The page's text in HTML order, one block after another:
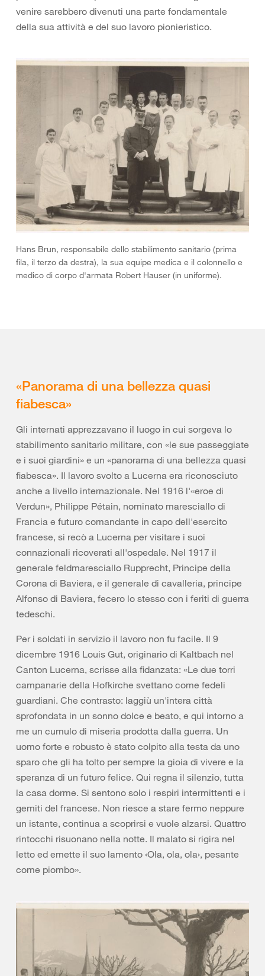
venire sarebbero divenuti una parte fondamentale
della sua attività e del suo lavoro pionieristico.
Hans Brun, responsabile dello stabilimento sanitario (prima
fila, il terzo da destra), la sua equipe medica e il colonnello e
medico di corpo d'armata Robert Hauser (in uniforme).
«Panorama di una bellezza quasi
fiabesca»
Gli internati apprezzavano il luogo in cui sorgeva lo
stabilimento sanitario militare, con «le sue passeggiate
e i suoi giardini» e un «panorama di una bellezza quasi
fiabesca». Il lavoro svolto a Lucerna era riconosciuto
anche a livello internazionale. Nel 1916 l'«eroe di
Verdun», Philippe Pétain, nominato maresciallo di
Francia e futuro comandante in capo dell'esercito
francese, si recò a Lucerna per visitare i suoi
connazionali ricoverati all'ospedale. Nel 1917 il
generale feldmaresciallo Rupprecht, Principe della
Corona di Baviera, e il generale di cavalleria, principe
Alfonso di Baviera, fecero lo stesso con i feriti di guerra
tedeschi.
Per i soldati in servizio il lavoro non fu facile. Il 9
dicembre 1916 Louis Gut, originario di Kaltbach nel
Canton Lucerna, scrisse alla fidanzata: «Le due torri
campanarie della Hofkirche svettano come fedeli
guardiani. Che contrasto: laggiù un'intera città
sprofondata in un sonno dolce e beato, e qui intorno a
me un cumulo di miseria prodotta dalla guerra. Un
uomo forte e robusto è stato colpito alla testa da uno
sparo che gli ha tolto per sempre la gioia di vivere e la
speranza di un futuro felice. Qui regna il silenzio, tutta
la casa dorme. Si sentono solo i respiri intermittenti e i
gemiti del francese. Non riesce a stare fermo neppure
un istante, continua a scoprirsi e vuole alzarsi. Quattro
rintocchi risuonano nella notte. Il malato si rigira nel
letto ed emette il suo lamento ‹Ola, ola, ola›, pesante
come piombo».